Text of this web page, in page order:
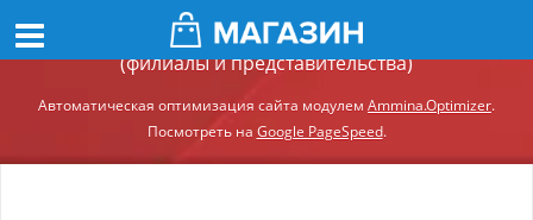
Демонстрационный сайт модуля Ammina.Регионы
(филиалы и представительства)
Автоматическая оптимизация сайта модулем Ammina.Optimizer.
Посмотреть на Google PageSpeed.